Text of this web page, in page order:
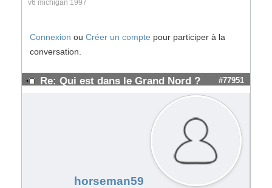
v6 michigan 1997
Connexion ou Créer un compte pour participer à la
conversation.
Re: Qui est dans le Grand Nord ? #77951
horseman59